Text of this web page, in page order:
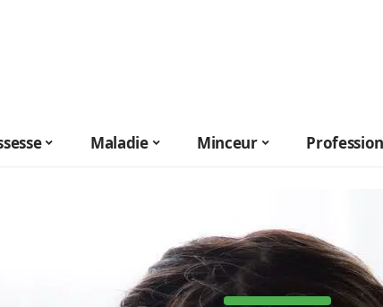
Maladie Minceur